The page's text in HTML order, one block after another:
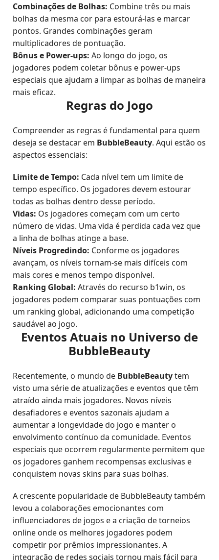
Combinações de Bolhas: Combine três ou mais
bolhas da mesma cor para estourá-las e marcar
pontos. Grandes combinações geram
multiplicadores de pontuação.
Bônus e Power-ups: Ao longo do jogo, os
jogadores podem coletar bônus e power-ups
especiais que ajudam a limpar as bolhas de maneira
mais eficaz.
Regras do Jogo
Compreender as regras é fundamental para quem
deseja se destacar em BubbleBeauty. Aqui estão os
aspectos essenciais:
Limite de Tempo: Cada nível tem um limite de
tempo específico. Os jogadores devem estourar
todas as bolhas dentro desse período.
Vidas: Os jogadores começam com um certo
número de vidas. Uma vida é perdida cada vez que
a linha de bolhas atinge a base.
Níveis Progredindo: Conforme os jogadores
avançam, os níveis tornam-se mais difíceis com
mais cores e menos tempo disponível.
Ranking Global: Através do recurso b1win, os
jogadores podem comparar suas pontuações com
um ranking global, adicionando uma competição
saudável ao jogo.
Eventos Atuais no Universo de
BubbleBeauty
Recentemente, o mundo de BubbleBeautytem
visto uma série de atualizações e eventos que têm
atraído ainda mais jogadores. Novos níveis
desafiadores e eventos sazonais ajudam a
aumentar a longevidade do jogo e manter o
envolvimento contínuo da comunidade. Eventos
especiais que ocorrem regularmente permitem que
os jogadores ganhem recompensas exclusivas e
conquistem novas skins para suas bolhas.
A crescente popularidade de BubbleBeauty também
levou a colaborações emocionantes com
influenciadores de jogos e a criação de torneios
online onde os melhores jogadores podem
competir por prêmios impressionantes. A
integração de redes sociais tornou mais fácil para